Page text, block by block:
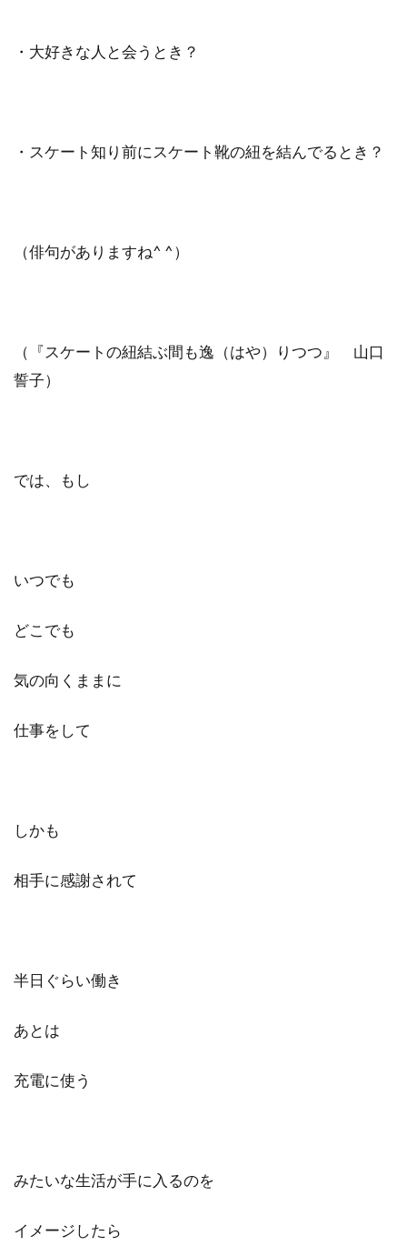
・大好きな人と会うとき？
・スケート知り前にスケート靴の紐を結んでるとき？
（俳句がありますね^ ^）
（『スケートの紐結ぶ間も逸（はや）りつつ』 山口
誓子）
では、もし
いつでも
どこでも
気の向くままに
仕事をして
しかも
相手に感謝されて
半日ぐらい働き
あとは
充電に使う
みたいな生活が手に入るのを
イメージしたら